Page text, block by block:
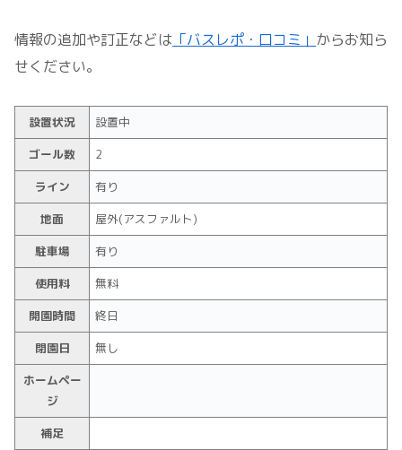
情報の追加や訂正などは 「バスレポ・口コミ」 からお知ら
せください。
設置状況
設置中
ゴール数
2
ライン
有り
地面
屋外(アスファルト)
駐車場
有り
使用料
無料
開園時間
終日
閉園日
無し
ホームペー
ジ
補足